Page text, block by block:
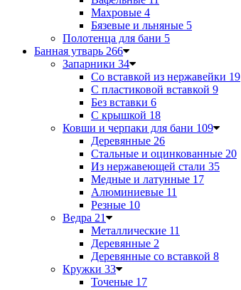
Махровые 4
Бязевые и льняные 5
Полотенца для бани 5
Банная утварь 266
Запарники 34
Со вставкой из нержавейки 19
С пластиковой вставкой 9
Без вставки 6
С крышкой 18
Ковши и черпаки для бани 109
Деревянные 26
Стальные и оцинкованные 20
Из нержавеющей стали 35
Медные и латунные 17
Алюминиевые 11
Резные 10
Ведра 21
Металлические 11
Деревянные 2
Деревянные со вставкой 8
Кружки 33
Точеные 17